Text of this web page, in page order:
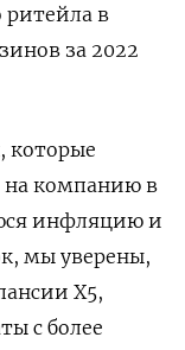
ритейла в
за 2022
которые
на компанию в
инфляцию и
мы уверены,
Х5,
с более